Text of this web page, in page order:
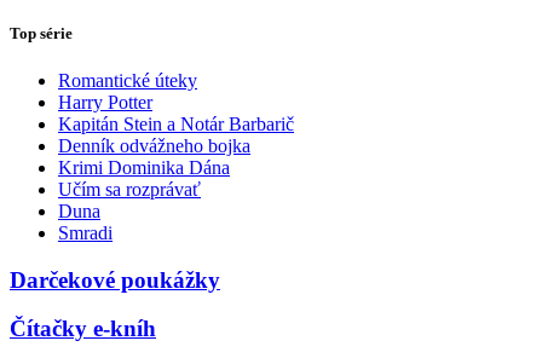
Top série
Romantické úteky
Harry Potter
Kapitán Stein a Notár Barbarič
Denník odvážneho bojka
Krimi Dominika Dána
Učím sa rozprávať
Duna
Smradi
Darčekové poukážky
Čítačky e-kníh